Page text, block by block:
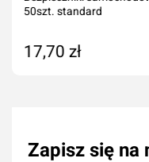
50szt. standard
17,70 zł
Zapisz się na